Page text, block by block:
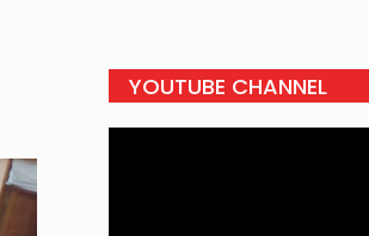
YOUTUBE CHANNEL